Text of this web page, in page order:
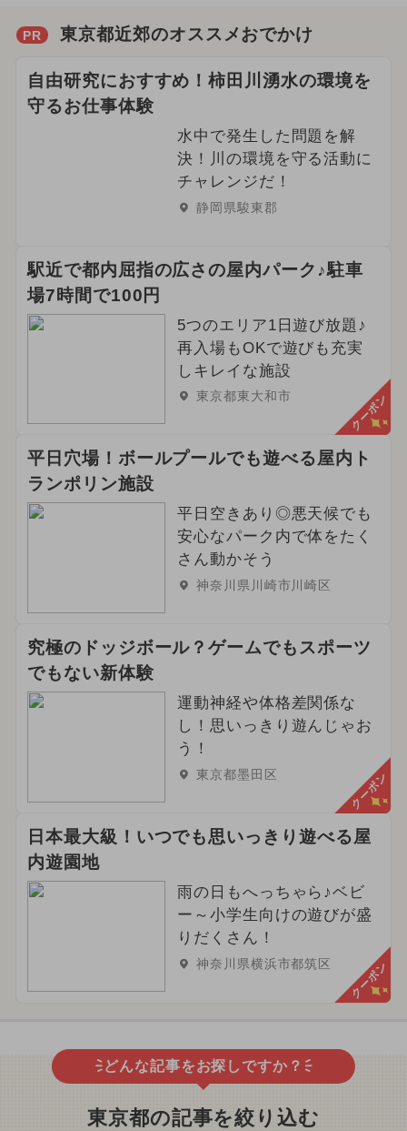
PR 東京都近郊のオススメおでかけ
自由研究におすすめ！柿田川湧水の環境を
守るお仕事体験
水中で発生した問題を解
決！川の環境を守る活動に
チャレンジだ！
静岡県駿東郡
駅近で都内屈指の広さの屋内パーク♪駐車
場7時間で100円
5つのエリア1日遊び放題♪
再入場もOKで遊びも充実
しキレイな施設
東京都東大和市 クーポン
平日穴場！ボールプールでも遊べる屋内ト
ランポリン施設
平日空きあり◎悪天候でも
安心なパーク内で体をたく
さん動かそう
神奈川県川崎市川崎区
究極のドッジボール？ゲームでもスポーツ
でもない新体験
運動神経や体格差関係な
し！思いっきり遊んじゃお
う！
東京都墨田区 クーポン
日本最大級！いつでも思いっきり遊べる屋
内遊園地
雨の日もへっちゃら♪ベビ
ー～小学生向けの遊びが盛
りだくさん！
神奈川県横浜市都筑区 クーポン
どんな記事をお探しですか？
東京都の記事を絞り込む